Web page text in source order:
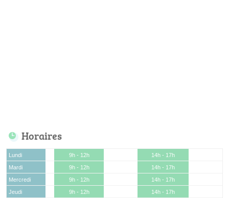
Horaires
Lundi 9h - 12h
14h - 17h
Mardi
9h - 12h
14h - 17h
Mercredi
9h - 12h
14h - 17h
Jeudi
9h - 12h
14h - 17h